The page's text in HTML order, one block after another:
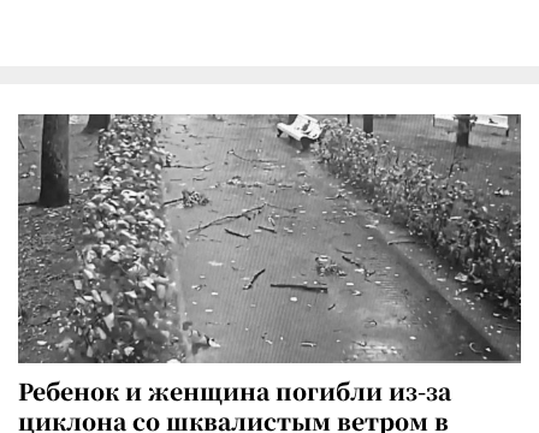
Ребенок и женщина погибли из-за
циклона со шквалистым ветром в